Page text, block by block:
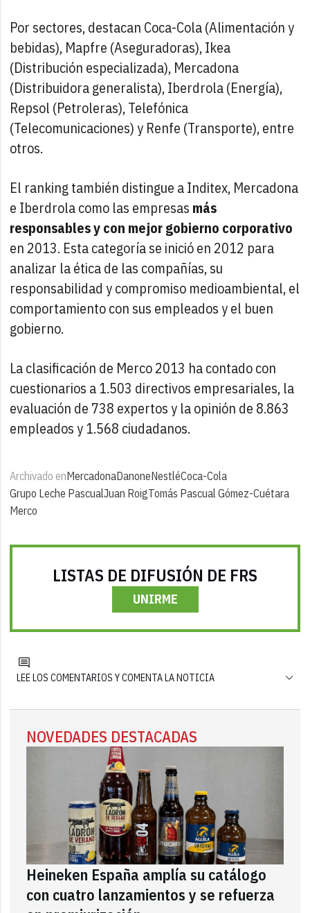
Por sectores, destacan Coca-Cola (Alimentación y
bebidas), Mapfre (Aseguradoras), Ikea
(Distribución especializada), Mercadona
(Distribuidora generalista), Iberdrola (Energía),
Repsol (Petroleras), Telefónica
(Telecomunicaciones) y Renfe (Transporte), entre
otros.
El ranking también distingue a Inditex, Mercadona
e Iberdrola como las empresas más
responsables y con mejor gobierno corporativo
en 2013. Esta categoría se inició en 2012 para
analizar la ética de las compañías, su
responsabilidad y compromiso medioambiental, el
comportamiento con sus empleados y el buen
gobierno.
La clasificación de Merco 2013 ha contado con
cuestionarios a 1.503 directivos empresariales, la
evaluación de 738 expertos y la opinión de 8.863
empleados y 1.568 ciudadanos.
Archivado enMercadonaDanoneNestléCoca-Cola
Grupo Leche PascualJuan RoigTomás Pascual Gómez-Cuétara
Merco
LISTAS DE DIFUSIÓN DE FRS
UNIRME
LEE LOS COMENTARIOS Y COMENTA LA NOTICIA
NOVEDADES DESTACADAS
Heineken España amplía su catálogo
con cuatro lanzamientos y se refuerza